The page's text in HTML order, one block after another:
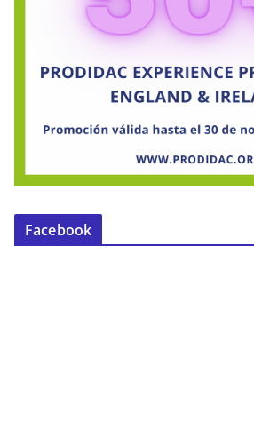
Facebook